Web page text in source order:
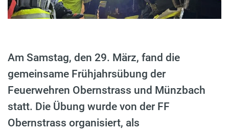
Am Samstag, den 29. März, fand die
gemeinsame Frühjahrsübung der
Feuerwehren Obernstrass und Münzbach
statt. Die Übung wurde von der FF
Obernstrass organisiert, als